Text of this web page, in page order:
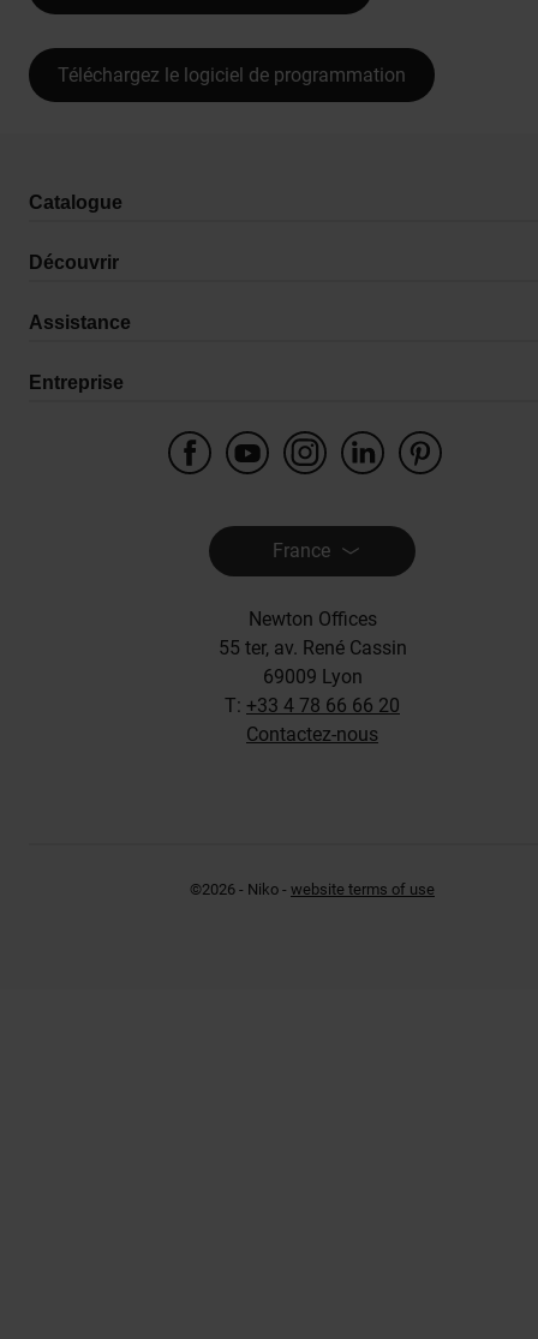
Téléchargez le logiciel de programmation
Catalogue
Découvrir
Assistance
Entreprise
France
Newton Offices
55 ter, av. René Cassin
69009 Lyon
T: +33 4 78 66 66 20
Contactez-nous
©2026 - Niko - website terms of use